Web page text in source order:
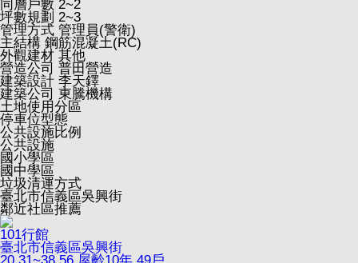
同層戶數 2~2
坪數規劃 2~3
管理方式 管理員(警衛)
主結構 鋼筋混凝土(RC)
外觀建材 其他
營造公司 普田營造
建築設計 李天鐸
建築公司 東騰機構
土地使用分區
停車位型態
公共設施比例
公共設施
國小學區
國中學區
垃圾清運方式
臺北市信義區吳興街
鄰近社區推薦
101行館
臺北市信義區吳興街
20.31~38.56 屋齡10年 49戶